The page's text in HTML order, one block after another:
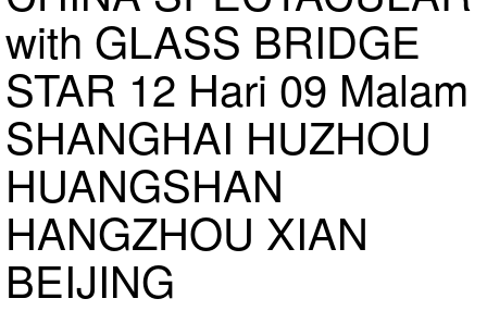
with GLASS BRIDGE
STAR 12 Hari 09 Malam
SHANGHAI HUZHOU
HUANGSHAN
HANGZHOU XIAN
BEIJING